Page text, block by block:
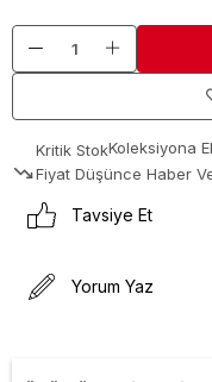
Kritik StokKoleksiyona
Fiyat Düşünce Haber
Tavsiye Et
Yorum Yaz